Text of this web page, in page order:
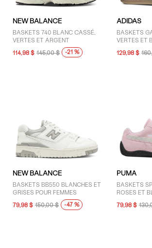
3 (2)
3.5 (6)
4 (17)
4.5 (16)
5 (54)
7.5 (35)
8 (44)
8.5 (36)
9 (46)
9.5 (16)
10 (35)
10.5 (5)
NEW BALANCE
BASKETS 740 BLANC CASSÉ,
VERTES ET ARGENT
114,98 $ 145,00 $ -21 %
ADIDAS
BASKETS
VERTES ET
FEMMES
129,98 $
NEW BALANCE
BASKETS BB550 BLANCHES ET
GRISES POUR FEMMES
79,98 $ 150,00 $ -47 %
PUMA
BASKETS
ROSES ET
FEMMES
79,98 $